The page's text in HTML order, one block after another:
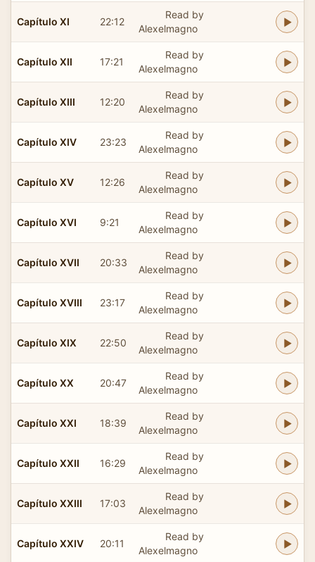
Capítulo XI 22:12
Read by
Alexelmagno
Capítulo XII 17:21
Read by
Alexelmagno
Capítulo XIII 12:20
Read by
Alexelmagno
Capítulo XIV 23:23
Read by
Alexelmagno
Capítulo XV 12:26
Read by
Alexelmagno
Capítulo XVI 9:21
Read by
Alexelmagno
Capítulo XVII 20:33
Read by
Alexelmagno
Capítulo XVIII 23:17
Read by
Alexelmagno
Capítulo XIX 22:50
Read by
Alexelmagno
Capítulo XX 20:47
Read by
Alexelmagno
Capítulo XXI 18:39
Read by
Alexelmagno
Capítulo XXII 16:29
Read by
Alexelmagno
Capítulo XXIII 17:03
Read by
Alexelmagno
Capítulo XXIV 20:11
Read by
Alexelmagno